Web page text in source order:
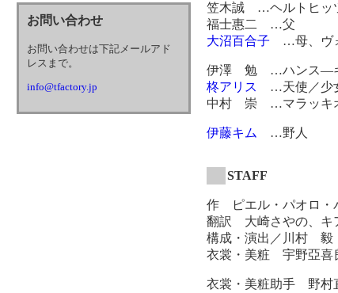
笠木誠 …ヘルトヒッ
福士惠二 …父
大沼百合子 …母、ヴ
伊澤 勉 …ハンス―
柊アリス
…天使／少
中村 崇 …マラッキ
伊藤キム …野人
STAFF
作 ピエル・パオロ・
翻訳 大崎さやの、キ
構成・演出／川村 毅
衣裳・美粧 宇野亞喜
衣裳・美粧助手 野村
お問い合わせ
お問い合わせは下記メールアド
レスまで。
info@tfactory.jp